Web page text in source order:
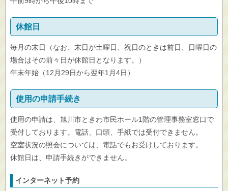
休館日
毎月の末日（なお、末日が土曜日、祝日のときは前日、日曜日の
場合はその前々日が休館日となります。）
年末年始（12月29日から翌年1月4日）
使用の申請手続き
使用の申請は、旭川市ときわ市民ホール1階の管理事務室窓口で
受付しております。電話、口頭、手紙では受付できません。
空室状況の照会については、電話でもお受けしております。
休館日は、申請手続きができません。
インターネット予約